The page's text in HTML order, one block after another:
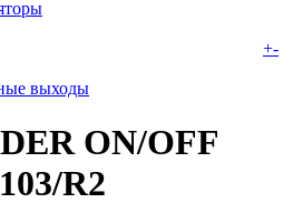
+-
выходы
ON/OFF
R2